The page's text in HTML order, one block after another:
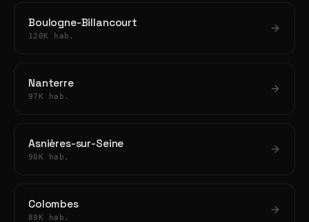
Boulogne-Billancourt
120K hab.
Nanterre
97K hab.
Asnières-sur-Seine
90K hab.
Colombes
89K hab.